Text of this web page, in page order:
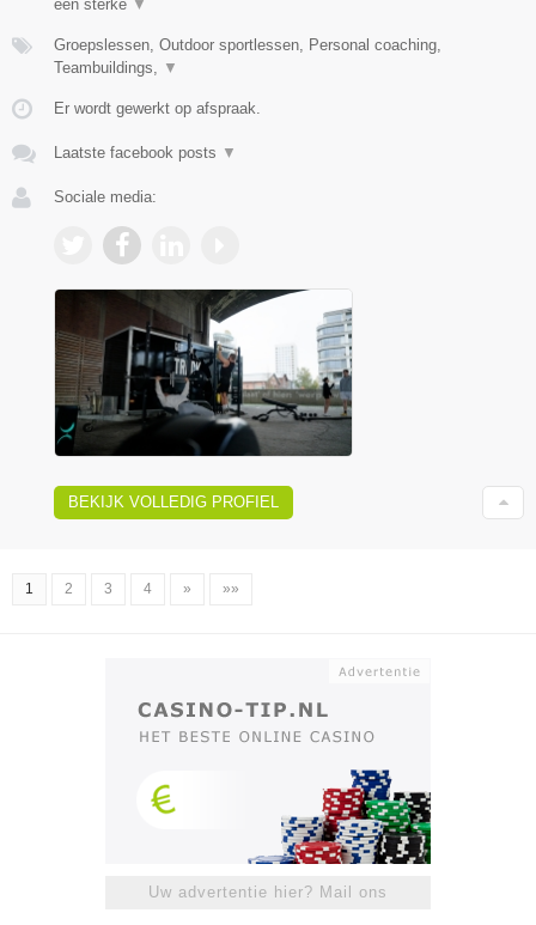
een sterke ▼
Groepslessen, Outdoor sportlessen, Personal coaching,
Teambuildings, ▼
Er wordt gewerkt op afspraak.
Laatste facebook posts ▼
Sociale media:
BEKIJK VOLLEDIG PROFIEL
1 2 3 4 » »»
Uw advertentie hier? Mail ons